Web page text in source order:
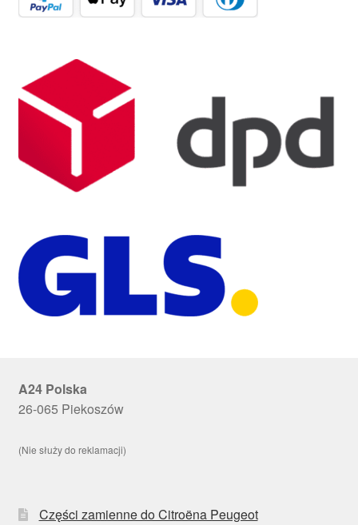
A24 Polska
26-065 Piekoszów
(Nie służy do reklamacji)
Części zamienne do Citroëna Peugeot